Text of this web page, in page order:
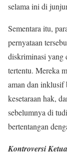
selama ini di
Sementara itu,
pernyataan
diskriminasi yang
tertentu. Mereka
aman dan inklusif
kesetaraan hak,
sebelumnya di
bertentangan
Kontroversi